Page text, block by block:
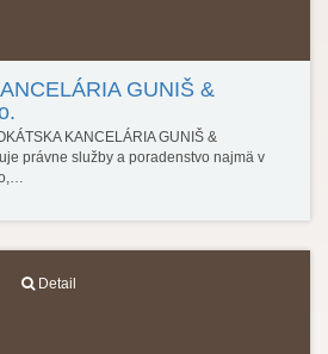
GUNIŠ &
KANCELÁRIA GUNIŠ &
právne služby a poradenstvo najmä v
Detail